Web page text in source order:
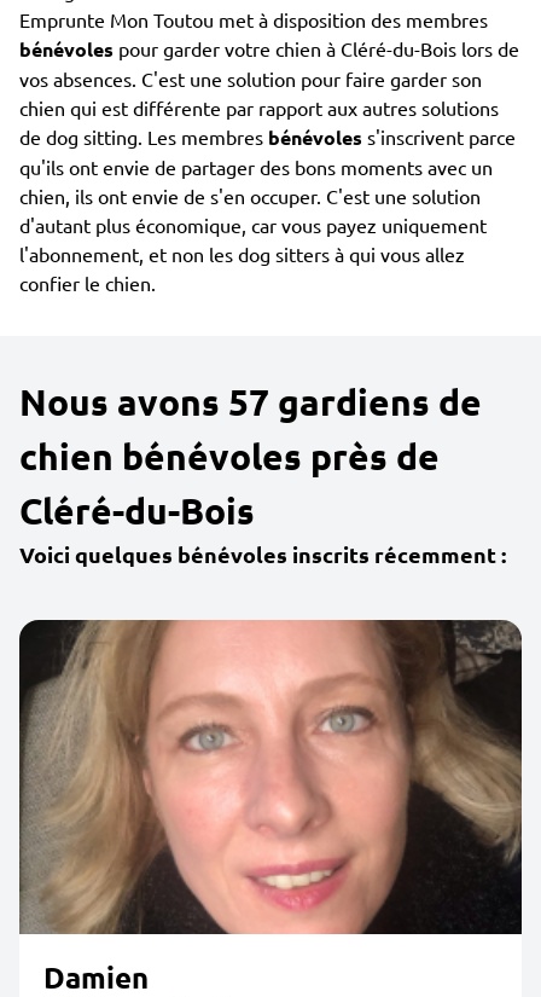
Emprunte Mon Toutou met à disposition des membres
bénévoles pour garder votre chien à Cléré-du-Bois lors de
vos absences. C'est une solution pour faire garder son
chien qui est différente par rapport aux autres solutions
de dog sitting. Les membres bénévoles s'inscrivent parce
qu'ils ont envie de partager des bons moments avec un
chien, ils ont envie de s'en occuper. C'est une solution
d'autant plus économique, car vous payez uniquement
l'abonnement, et non les dog sitters à qui vous allez
confier le chien.
Nous avons 57 gardiens de
chien bénévoles près de
Cléré-du-Bois
Voici quelques bénévoles inscrits récemment :
Damien